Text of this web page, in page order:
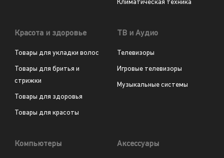
Климатическая техника
Красота и здоровье
Товары для укладки волос
Товары для бритья и
стрижки
Товары для здоровья
Товары для красоты
ТВ и Аудио
Телевизоры
Игровые телевизоры
Музыкальные системы
Компьютеры Аксессуары